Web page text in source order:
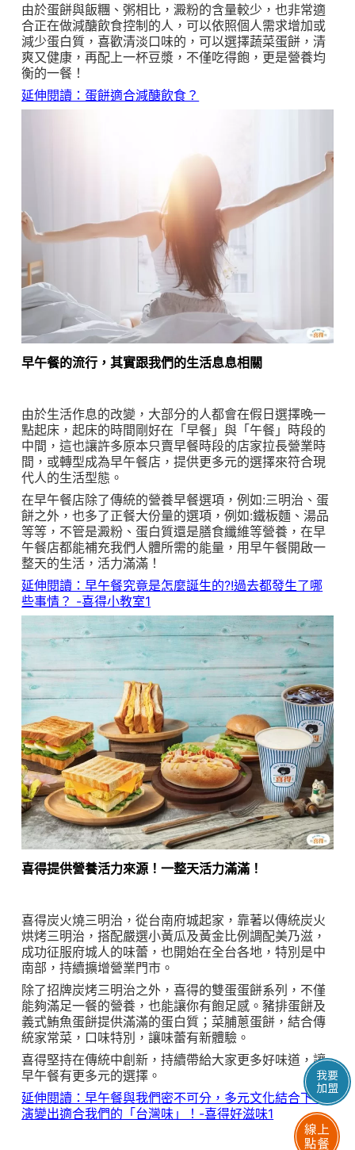
我要
加盟
由於蛋餅與飯糰、粥相比，澱粉的含量較少，也非常適
合正在做減醣飲食控制的人，可以依照個人需求增加或
減少蛋白質，喜歡清淡口味的，可以選擇蔬菜蛋餅，清
爽又健康，再配上一杯豆漿，不僅吃得飽，更是營養均
衡的一餐！
延伸閱讀：蛋餅適合減醣飲食？
早午餐的流行，其實跟我們的生活息息相關
由於生活作息的改變，大部分的人都會在假日選擇晚一
點起床，起床的時間剛好在「早餐」與「午餐」時段的
中間，這也讓許多原本只賣早餐時段的店家拉長營業時
間，或轉型成為早午餐店，提供更多元的選擇來符合現
代人的生活型態。
在早午餐店除了傳統的營養早餐選項，例如:三明治、蛋
餅之外，也多了正餐大份量的選項，例如:鐵板麵、湯品
等等，不管是澱粉、蛋白質還是膳食纖維等營養，在早
午餐店都能補充我們人體所需的能量，用早午餐開啟一
整天的生活，活力滿滿！
延伸閱讀：早午餐究竟是怎麼誕生的?!過去都發生了哪
些事情？ -喜得小教室1
喜得提供營養活力來源！一整天活力滿滿！
喜得炭火燒三明治，從台南府城起家，靠著以傳統炭火
烘烤三明治，搭配嚴選小黃瓜及黃金比例調配美乃滋，
成功征服府城人的味蕾，也開始在全台各地，特別是中
南部，持續擴增營業門市。
除了招牌炭烤三明治之外，喜得的雙蛋蛋餅系列，不僅
能夠滿足一餐的營養，也能讓你有飽足感。豬排蛋餅及
義式鮪魚蛋餅提供滿滿的蛋白質；菜脯蔥蛋餅，結合傳
統家常菜，口味特別，讓味蕾有新體驗。
喜得堅持在傳統中創新，持續帶給大家更多好味道，讓
早午餐有更多元的選擇。
延伸閱讀：早午餐與我們密不可分，多元文化結合下，
演變出適合我們的「台灣味」！-喜得好滋味1
線上
點餐